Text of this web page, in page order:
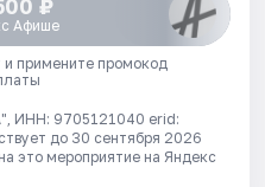
₽
Афише
примените промокод
ИНН: 9705121040 erid:
до 30 сентября 2026
это мероприятие на Яндекс